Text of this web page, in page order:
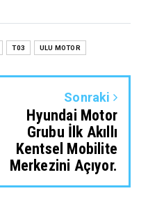
T03 ULU MOTOR
Sonraki
Hyundai Motor
Grubu İlk Akıllı
Kentsel Mobilite
Merkezini Açıyor.